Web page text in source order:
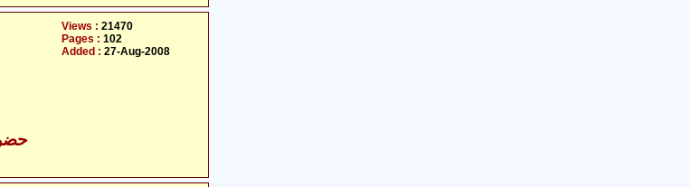
Views : 21470
Pages : 102
Added : 27-Aug-2008